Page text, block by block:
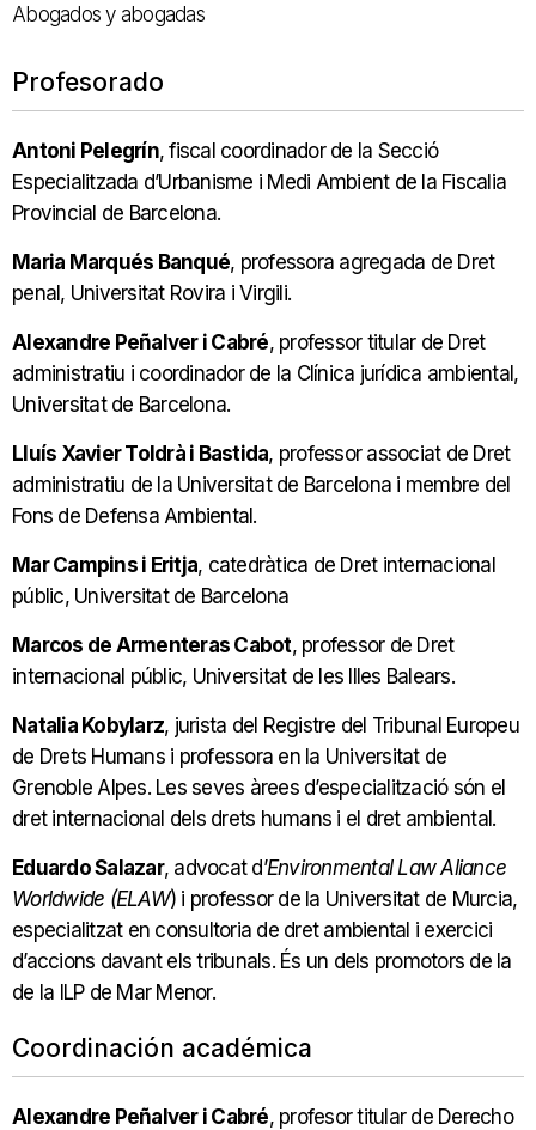
Abogados y abogadas
Profesorado
Antoni Pelegrín, fiscal coordinador de la Secció
Especialitzada d’Urbanisme i Medi Ambient de la Fiscalia
Provincial de Barcelona.
Maria Marqués Banqué, professora agregada de Dret
penal, Universitat Rovira i Virgili.
Alexandre Peñalver i Cabré, professor titular de Dret
administratiu i coordinador de la Clínica jurídica ambiental,
Universitat de Barcelona.
Lluís Xavier Toldrà i Bastida, professor associat de Dret
administratiu de la Universitat de Barcelona i membre del
Fons de Defensa Ambiental.
Mar Campins i Eritja, catedràtica de Dret internacional
públic, Universitat de Barcelona
Marcos de Armenteras Cabot, professor de Dret
internacional públic, Universitat de les Illes Balears.
Natalia Kobylarz, jurista del Registre del Tribunal Europeu
de Drets Humans i professora en la Universitat de
Grenoble Alpes. Les seves àrees d’especialització són el
dret internacional dels drets humans i el dret ambiental.
Eduardo Salazar, advocat d’Environmental Law Aliance
Worldwide (ELAW) i professor de la Universitat de Murcia,
especialitzat en consultoria de dret ambiental i exercici
d’accions davant els tribunals. És un dels promotors de la
de la ILP de Mar Menor.
Coordinación académica
Alexandre Peñalver i Cabré, profesor titular de Derecho